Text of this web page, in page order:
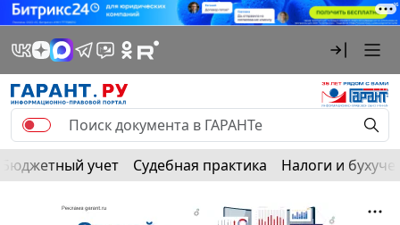
Бюджетный учет Судебная практика Налоги и